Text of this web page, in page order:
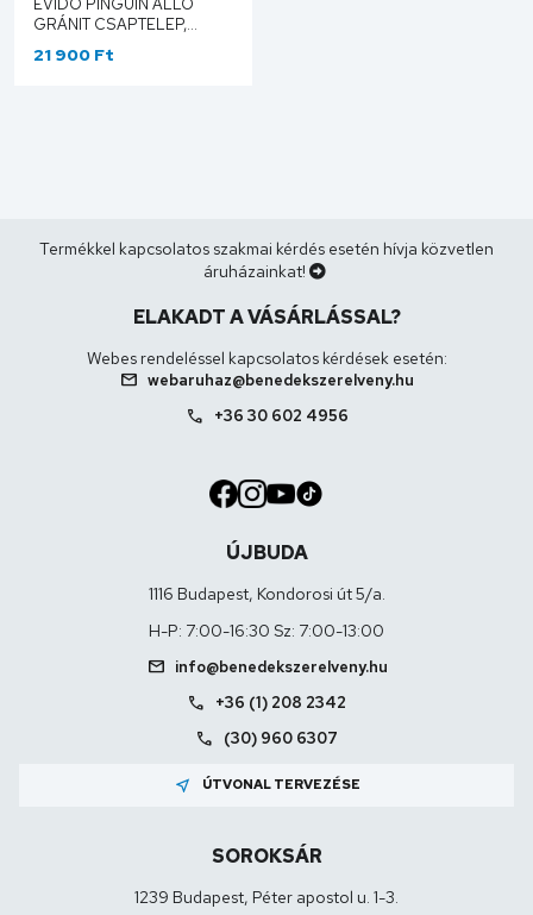
GRÁNIT CSAPTELEP,
ANTRACIT 105749
21 900 Ft
Termékkel kapcsolatos szakmai kérdés esetén hívja közvetlen
áruházainkat!
ELAKADT A VÁSÁRLÁSSAL?
Webes rendeléssel kapcsolatos kérdések esetén:
mail webaruhaz@benedekszerelveny.hu
call +36 30 602 4956
ÚJBUDA
1116 Budapest, Kondorosi út 5/a.
H-P: 7:00-16:30 Sz: 7:00-13:00
mail info@benedekszerelveny.hu
call +36 (1) 208 2342
call (30) 960 6307
near_me ÚTVONAL TERVEZÉSE
SOROKSÁR
1239 Budapest, Péter apostol u. 1-3.